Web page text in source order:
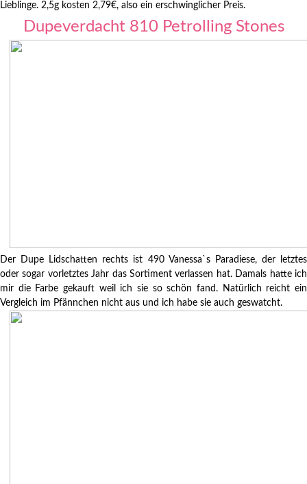
Lieblinge. 2,5g kosten 2,79€, also ein erschwinglicher Preis.
Dupeverdacht 810 Petrolling Stones
Der Dupe Lidschatten rechts ist 490 Vanessa`s Paradiese, der letztes
oder sogar vorletztes Jahr das Sortiment verlassen hat. Damals hatte ich
mir die Farbe gekauft weil ich sie so schön fand. Natürlich reicht ein
Vergleich im Pfännchen nicht aus und ich habe sie auch geswatcht.